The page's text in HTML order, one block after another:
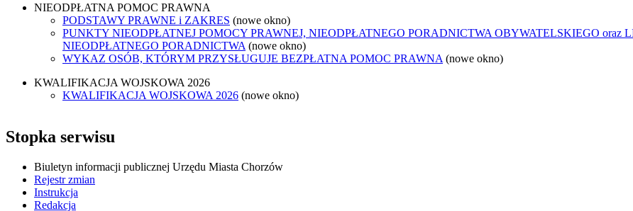
NIEODPŁATNA POMOC PRAWNA
PODSTAWY PRAWNE i ZAKRES (nowe okno)
PUNKTY NIEODPŁATNEJ POMOCY PRAWNEJ, NIEODPŁATNEGO PORADNICTWA OBYWATELSKIEGO oraz
NIEODPŁATNEGO PORADNICTWA (nowe okno)
WYKAZ OSÓB, KTÓRYM PRZYSŁUGUJE BEZPŁATNA POMOC PRAWNA (nowe okno)
KWALIFIKACJA WOJSKOWA 2026
KWALIFIKACJA WOJSKOWA 2026 (nowe okno)
Stopka serwisu
Biuletyn informacji publicznej Urzędu Miasta Chorzów
Rejestr zmian
Instrukcja
Redakcja